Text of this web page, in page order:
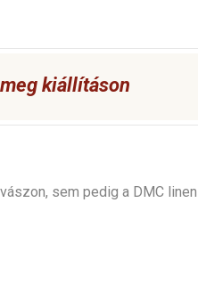
kiállításon
sem pedig a DMC